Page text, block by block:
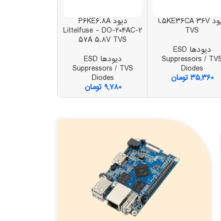
دیود ۱.۵KE۳۶CA ۳۶V
TVS
دیودها ESD
Suppressors /
Diodes
۳۵,۳۶۰ تومان
دیود P۶KE۶.۸A
Littelfuse - DO-۲۰۴AC-۲
۵۷A ۵.۸V TVS
دیودها ESD
Suppressors / TVS
Diodes
۹,۷۸۰ تومان